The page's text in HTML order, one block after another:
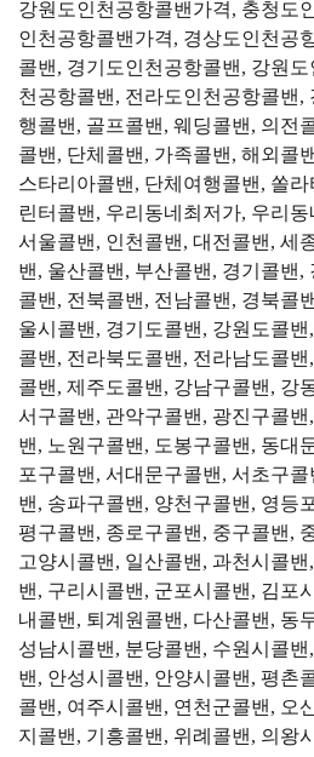
강원도인천공항콜밴가격, 충청도
인천공항콜밴가격, 경상도인천공
콜밴, 경기도인천공항콜밴, 강원
천공항콜밴, 전라도인천공항콜밴,
행콜밴, 골프콜밴, 웨딩콜밴, 의전
콜밴, 단체콜밴, 가족콜밴, 해외콜
스타리아콜밴, 단체여행콜밴, 쏠
린터콜밴, 우리동네최저가, 우리
서울콜밴, 인천콜밴, 대전콜밴, 세
밴, 울산콜밴, 부산콜밴, 경기콜밴,
콜밴, 전북콜밴, 전남콜밴, 경북콜
울시콜밴, 경기도콜밴, 강원도콜
콜밴, 전라북도콜밴, 전라남도콜
콜밴, 제주도콜밴, 강남구콜밴, 강
서구콜밴, 관악구콜밴, 광진구콜
밴, 노원구콜밴, 도봉구콜밴, 동대
포구콜밴, 서대문구콜밴, 서초구
밴, 송파구콜밴, 양천구콜밴, 영등
평구콜밴, 종로구콜밴, 중구콜밴,
고양시콜밴, 일산콜밴, 과천시콜
밴, 구리시콜밴, 군포시콜밴, 김포
내콜밴, 퇴계원콜밴, 다산콜밴, 동
성남시콜밴, 분당콜밴, 수원시콜
밴, 안성시콜밴, 안양시콜밴, 평촌
콜밴, 여주시콜밴, 연천군콜밴, 오
지콜밴, 기흥콜밴, 위례콜밴, 의왕